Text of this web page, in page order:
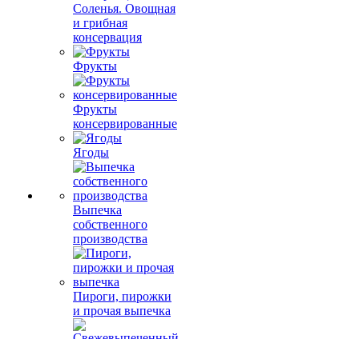
Соленья. Овощная
и грибная
консервация
Фрукты
Фрукты
консервированные
Ягоды
Выпечка
собственного
производства
Пироги, пирожки
и прочая выпечка